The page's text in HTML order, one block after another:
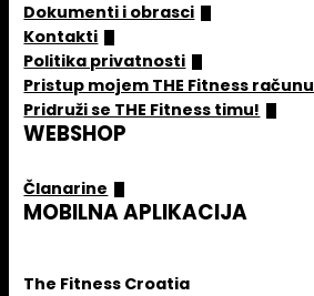
Dokumenti i obrasci
Kontakti
Politika privatnosti
Pristup mojem THE Fitness računu
Pridruži se THE Fitness timu!
WEBSHOP
Članarine
MOBILNA APLIKACIJA
The Fitness Croatia